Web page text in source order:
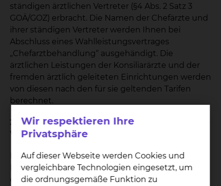
ständigen ärztlichen Vertreter (§4 Abs. 2 Satz 3
GOÄ/GOZ) erbracht. Die Namen der Chefärzte und
ihrer ständigen Vertreter werden Ihnen bei
Abschluss eines Wahlleistungsvertrages
„Chefarztbehandlung“ ausgehändigt. Die
ärztlichen Leistungen der Konsiliarärzte und der
fremden ärztlich geleiteten Einrichtungen werden
von diesen nach den für sie geltenden Tarifen
berechnet.
2. Was geschieht, wenn der von Ihnen gewählte
Wahlarzt verhindert ist?
Die Rechtsprechung unterscheidet bei der
Erbringung einer wahlärztlichen Leistung durch
einen ständigen Vertreter des Wahlarztes
Wir respektieren Ihre
Privatsphäre
Auf dieser Webseite werden Cookies und
vergleichbare Technologien eingesetzt, um
die ordnungsgemäße Funktion zu